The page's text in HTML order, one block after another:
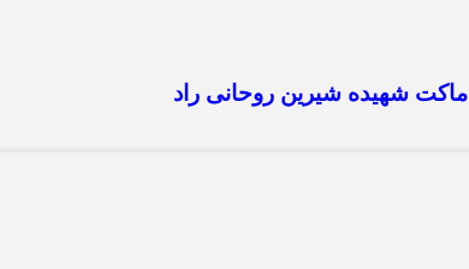
ماکت شهیده شیرین روحانی راد